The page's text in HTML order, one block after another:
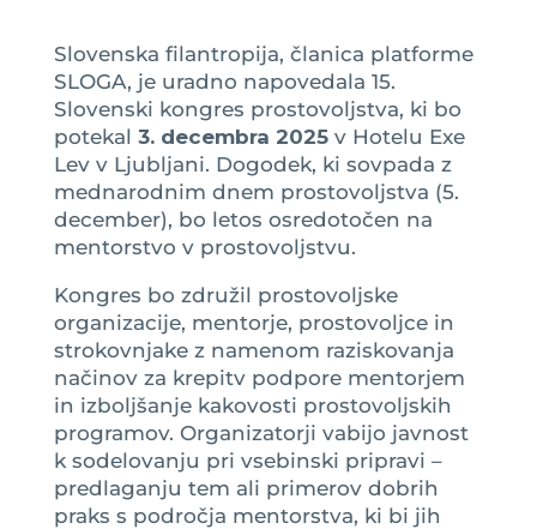
Slovenska filantropija, članica platforme
SLOGA, je uradno napovedala 15.
Slovenski kongres prostovoljstva, ki bo
potekal 3. decembra 2025v Hotelu Exe
Lev v Ljubljani. Dogodek, ki sovpada z
mednarodnim dnem prostovoljstva (5.
december), bo letos osredotočen na
mentorstvo v prostovoljstvu.
Kongres bo združil prostovoljske
organizacije, mentorje, prostovoljce in
strokovnjake z namenom raziskovanja
načinov za krepitv podpore mentorjem
in izboljšanje kakovosti prostovoljskih
programov. Organizatorji vabijo javnost
k sodelovanju pri vsebinski pripravi –
predlaganju tem ali primerov dobrih
praks s področja mentorstva, ki bi jih